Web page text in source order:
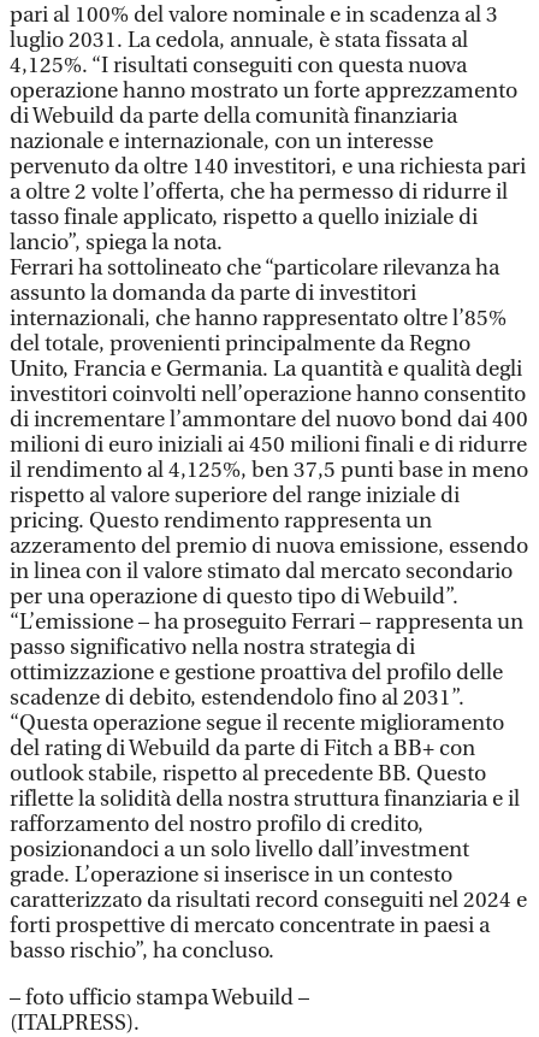
pari al 100% del valore nominale e in scadenza al 3
luglio 2031. La cedola, annuale, è stata fissata al
4,125%. “I risultati conseguiti con questa nuova
operazione hanno mostrato un forte apprezzamento
di Webuild da parte della comunità finanziaria
nazionale e internazionale, con un interesse
pervenuto da oltre 140 investitori, e una richiesta pari
a oltre 2 volte l’offerta, che ha permesso di ridurre il
tasso finale applicato, rispetto a quello iniziale di
lancio”, spiega la nota.
Ferrari ha sottolineato che “particolare rilevanza ha
assunto la domanda da parte di investitori
internazionali, che hanno rappresentato oltre l’85%
del totale, provenienti principalmente da Regno
Unito, Francia e Germania. La quantità e qualità degli
investitori coinvolti nell’operazione hanno consentito
di incrementare l’ammontare del nuovo bond dai 400
milioni di euro iniziali ai 450 milioni finali e di ridurre
il rendimento al 4,125%, ben 37,5 punti base in meno
rispetto al valore superiore del range iniziale di
pricing. Questo rendimento rappresenta un
azzeramento del premio di nuova emissione, essendo
in linea con il valore stimato dal mercato secondario
per una operazione di questo tipo di Webuild”.
“L’emissione – ha proseguito Ferrari – rappresenta un
passo significativo nella nostra strategia di
ottimizzazione e gestione proattiva del profilo delle
scadenze di debito, estendendolo fino al 2031”.
“Questa operazione segue il recente miglioramento
del rating di Webuild da parte di Fitch a BB+ con
outlook stabile, rispetto al precedente BB. Questo
riflette la solidità della nostra struttura finanziaria e il
rafforzamento del nostro profilo di credito,
posizionandoci a un solo livello dall’investment
grade. L’operazione si inserisce in un contesto
caratterizzato da risultati record conseguiti nel 2024 e
forti prospettive di mercato concentrate in paesi a
basso rischio”, ha concluso.
– foto ufficio stampa Webuild –
(ITALPRESS).